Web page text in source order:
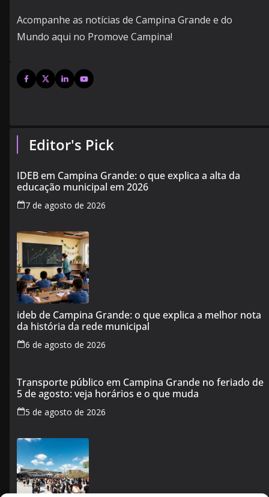
Acompanhe as notícias de Campina Grande e do
Mundo aqui no Promove Campina!
Editor's Pick
IDEB em Campina Grande: o que explica a alta da
educação municipal em 2026
7 de agosto de 2026
ideb de Campina Grande: o que explica a melhor nota
da história da rede municipal
6 de agosto de 2026
Transporte público em Campina Grande no feriado de
5 de agosto: veja horários e o que muda
5 de agosto de 2026